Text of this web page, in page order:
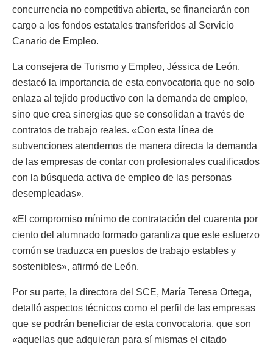
concurrencia no competitiva abierta, se financiarán con
cargo a los fondos estatales transferidos al Servicio
Canario de Empleo.
La consejera de Turismo y Empleo, Jéssica de León,
destacó la importancia de esta convocatoria que no solo
enlaza al tejido productivo con la demanda de empleo,
sino que crea sinergias que se consolidan a través de
contratos de trabajo reales. «Con esta línea de
subvenciones atendemos de manera directa la demanda
de las empresas de contar con profesionales cualificados
con la búsqueda activa de empleo de las personas
desempleadas».
«El compromiso mínimo de contratación del cuarenta por
ciento del alumnado formado garantiza que este esfuerzo
común se traduzca en puestos de trabajo estables y
sostenibles», afirmó de León.
Por su parte, la directora del SCE, María Teresa Ortega,
detalló aspectos técnicos como el perfil de las empresas
que se podrán beneficiar de esta convocatoria, que son
«aquellas que adquieran para sí mismas el citado